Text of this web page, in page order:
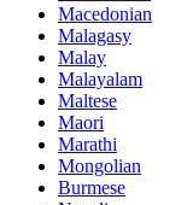
Macedonian
Malagasy
Malay
Malayalam
Maltese
Maori
Marathi
Mongolian
Burmese